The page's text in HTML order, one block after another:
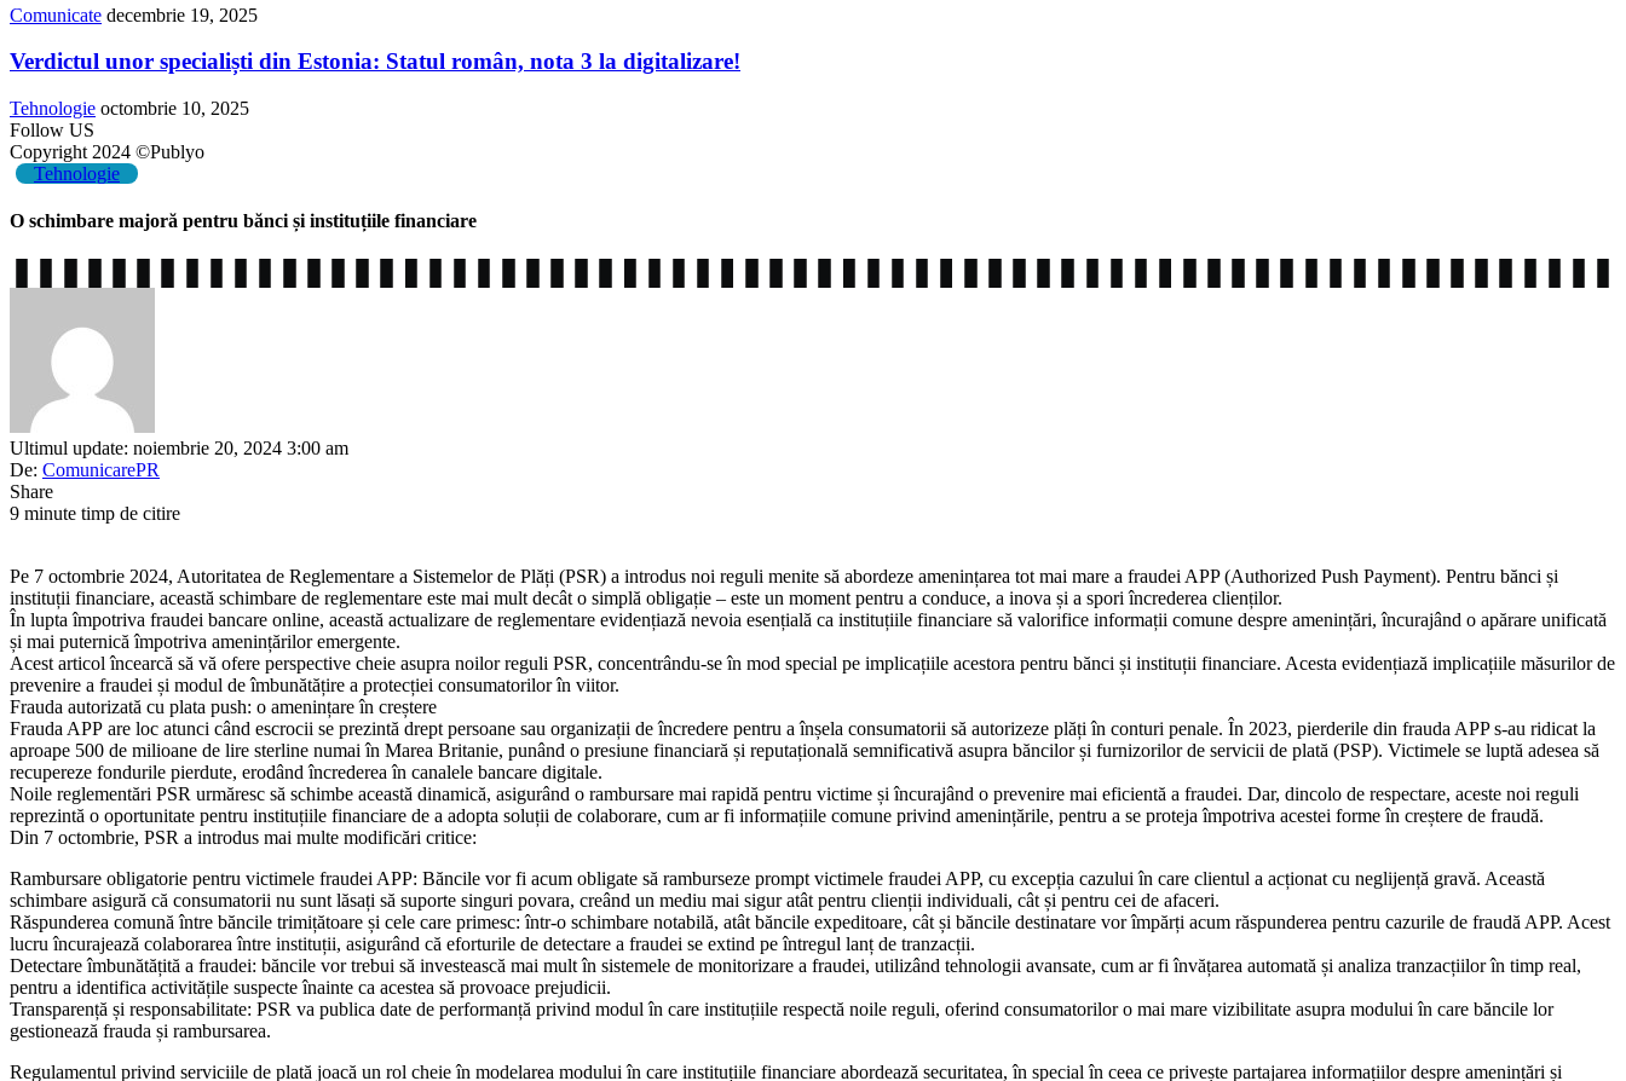
Comunicate decembrie 19, 2025
Verdictul unor specialiști din Estonia: Statul român, nota 3 la digitalizare!
Tehnologie octombrie 10, 2025
Follow US
Copyright 2024 ©Publyo
Tehnologie
O schimbare majoră pentru bănci și instituțiile financiare
Ultimul update: noiembrie 20, 2024 3:00 am
De: ComunicarePR
Share
9 minute timp de citire
Pe 7 octombrie 2024, Autoritatea de Reglementare a Sistemelor de Plăți (PSR) a introdus noi reguli menite să abordeze amenințarea tot mai mare a fraudei APP (Authorized Push Payment). Pentru bănci și
instituții financiare, această schimbare de reglementare este mai mult decât o simplă obligație – este un moment pentru a conduce, a inova și a spori încrederea clienților.
În lupta împotriva fraudei bancare online, această actualizare de reglementare evidențiază nevoia esențială ca instituțiile financiare să valorifice informații comune despre amenințări, încurajând o apărare unificată
și mai puternică împotriva amenințărilor emergente.
Acest articol încearcă să vă ofere perspective cheie asupra noilor reguli PSR, concentrându-se în mod special pe implicațiile acestora pentru bănci și instituții financiare. Acesta evidențiază implicațiile măsurilor de
prevenire a fraudei și modul de îmbunătățire a protecției consumatorilor în viitor.
Frauda autorizată cu plata push: o amenințare în creștere
Frauda APP are loc atunci când escrocii se prezintă drept persoane sau organizații de încredere pentru a înșela consumatorii să autorizeze plăți în conturi penale. În 2023, pierderile din frauda APP s-au ridicat la
aproape 500 de milioane de lire sterline numai în Marea Britanie, punând o presiune financiară și reputațională semnificativă asupra băncilor și furnizorilor de servicii de plată (PSP). Victimele se luptă adesea să
recupereze fondurile pierdute, erodând încrederea în canalele bancare digitale.
Noile reglementări PSR urmăresc să schimbe această dinamică, asigurând o rambursare mai rapidă pentru victime și încurajând o prevenire mai eficientă a fraudei. Dar, dincolo de respectare, aceste noi reguli
reprezintă o oportunitate pentru instituțiile financiare de a adopta soluții de colaborare, cum ar fi informațiile comune privind amenințările, pentru a se proteja împotriva acestei forme în creștere de fraudă.
Din 7 octombrie, PSR a introdus mai multe modificări critice:
Rambursare obligatorie pentru victimele fraudei APP: Băncile vor fi acum obligate să ramburseze prompt victimele fraudei APP, cu excepția cazului în care clientul a acționat cu neglijență gravă. Această
schimbare asigură că consumatorii nu sunt lăsați să suporte singuri povara, creând un mediu mai sigur atât pentru clienții individuali, cât și pentru cei de afaceri.
Răspunderea comună între băncile trimițătoare și cele care primesc: într-o schimbare notabilă, atât băncile expeditoare, cât și băncile destinatare vor împărți acum răspunderea pentru cazurile de fraudă APP. Acest
lucru încurajează colaborarea între instituții, asigurând că eforturile de detectare a fraudei se extind pe întregul lanț de tranzacții.
Detectare îmbunătățită a fraudei: băncile vor trebui să investească mai mult în sistemele de monitorizare a fraudei, utilizând tehnologii avansate, cum ar fi învățarea automată și analiza tranzacțiilor în timp real,
pentru a identifica activitățile suspecte înainte ca acestea să provoace prejudicii.
Transparență și responsabilitate: PSR va publica date de performanță privind modul în care instituțiile respectă noile reguli, oferind consumatorilor o mai mare vizibilitate asupra modului în care băncile lor
gestionează frauda și rambursarea.
Regulamentul privind serviciile de plată joacă un rol cheie în modelarea modului în care instituțiile financiare abordează securitatea, în special în ceea ce privește partajarea informațiilor despre amenințări și